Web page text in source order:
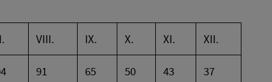
VIII. IX. X. XI. XII.
91 65 50 43 37